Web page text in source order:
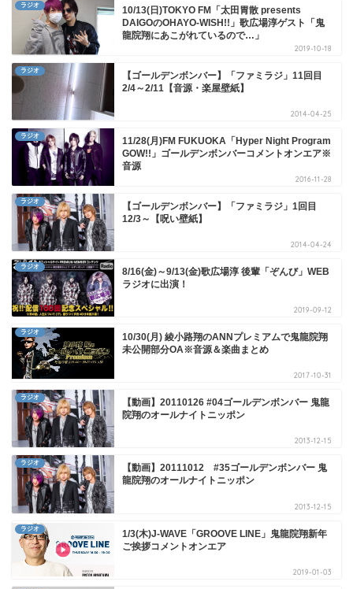
ラジオ
10/13(日)TOKYO FM「太田胃散 presents
DAIGOのOHAYO-WISH!!」歌広場淳ゲスト「鬼
龍院翔にあこがれているので…」
2019-10-18
ラジオ
【ゴールデンボンバー】「ファミラジ」11回目
2/4～2/11【音源・楽屋壁紙】
2014-04-25
ラジオ
11/28(月)FM FUKUOKA「Hyper Night Program
GOW!!」ゴールデンボンバーコメントオンエア※
音源
2016-11-28
ラジオ
【ゴールデンボンバー】「ファミラジ」1回目
12/3～【呪い壁紙】
2014-04-24
ラジオ
8/16(金)～9/13(金)歌広場淳 後輩「ぞんび」WEB
ラジオに出演！
2019-09-12
ラジオ
10/30(月) 綾小路翔のANNプレミアムで鬼龍院翔
未公開部分OA※音源＆楽曲まとめ
2017-10-31
ラジオ
【動画】20110126 #04ゴールデンボンバー 鬼龍
院翔のオールナイトニッポン
2013-12-15
ラジオ
【動画】20111012 #35ゴールデンボンバー 鬼
龍院翔のオールナイトニッポン
2013-12-15
ラジオ
1/3(木)J-WAVE「GROOVE LINE」鬼龍院翔新年
ご挨拶コメントオンエア
2019-01-03